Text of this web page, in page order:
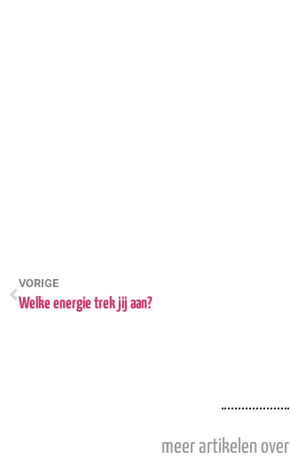
VORIGE
Welke energie trek jij aan?
meer artikelen over